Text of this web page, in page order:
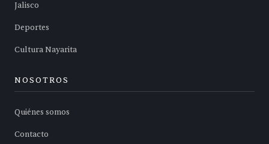
Jalisco
Deportes
Cultura Nayarita
NOSOTROS
Quiénes somos
Contacto